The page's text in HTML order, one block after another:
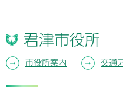
君津市役所
市役所案内 交通